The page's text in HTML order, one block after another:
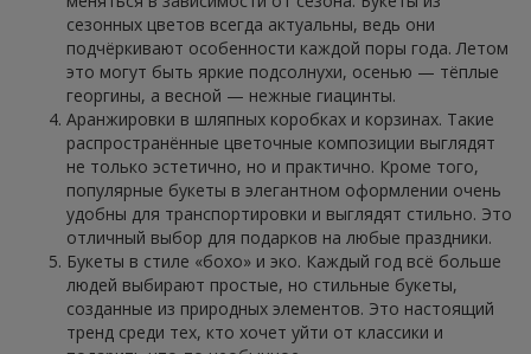
сезонных цветов всегда актуальны, ведь они
подчёркивают особенности каждой поры года. Летом
это могут быть яркие подсолнухи, осенью — тёплые
георгины, а весной — нежные гиацинты.
Аранжировки в шляпных коробках и корзинах. Такие
распространённые цветочные композиции выглядят
не только эстетично, но и практично. Кроме того,
популярные букеты в элегантном оформлении очень
удобны для транспортировки и выглядят стильно. Это
отличный выбор для подарков на любые праздники.
Букеты в стиле «бохо» и эко. Каждый год всё больше
людей выбирают простые, но стильные букеты,
созданные из природных элементов. Это настоящий
тренд среди тех, кто хочет уйти от классики и